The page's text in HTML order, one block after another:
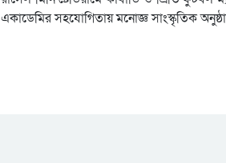
একাডেমির সহযোগিতায় মনোজ্ঞ সাংস্কৃতিক